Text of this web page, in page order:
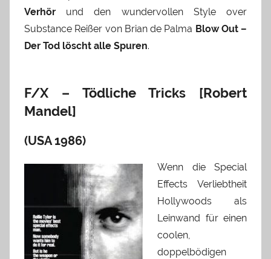
Verhör und den wundervollen Style over
Substance Reißer von Brian de Palma Blow Out –
Der Tod löscht alle Spuren.
F/X – Tödliche Tricks [Robert
Mandel]
(USA 1986)
Wenn die Special
Effects Verliebtheit
Hollywoods als
Leinwand für einen
coolen,
doppelbödigen